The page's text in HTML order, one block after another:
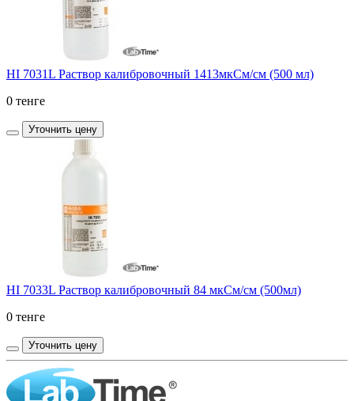
HI 7031L Раствор калибровочный 1413мкСм/см (500 мл)
0 тенге
Уточнить цену
HI 7033L Раствор калибровочный 84 мкСм/см (500мл)
0 тенге
Уточнить цену